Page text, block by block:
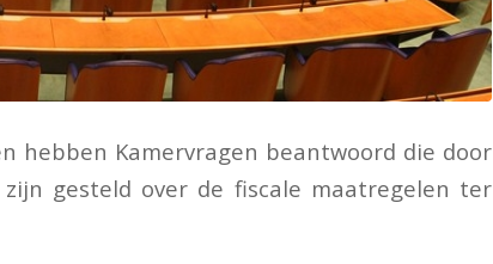
hebben Kamervragen beantwoord die door
gesteld over de fiscale maatregelen ter